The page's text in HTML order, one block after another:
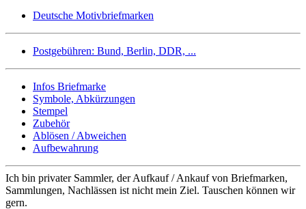
Deutsche Motivbriefmarken
Postgebühren: Bund, Berlin, DDR, ...
Infos Briefmarke
Symbole, Abkürzungen
Stempel
Zubehör
Ablösen / Abweichen
Aufbewahrung
Ich bin privater Sammler, der Aufkauf / Ankauf von Briefmarken,
Sammlungen, Nachlässen ist nicht mein Ziel. Tauschen können wir
gern.